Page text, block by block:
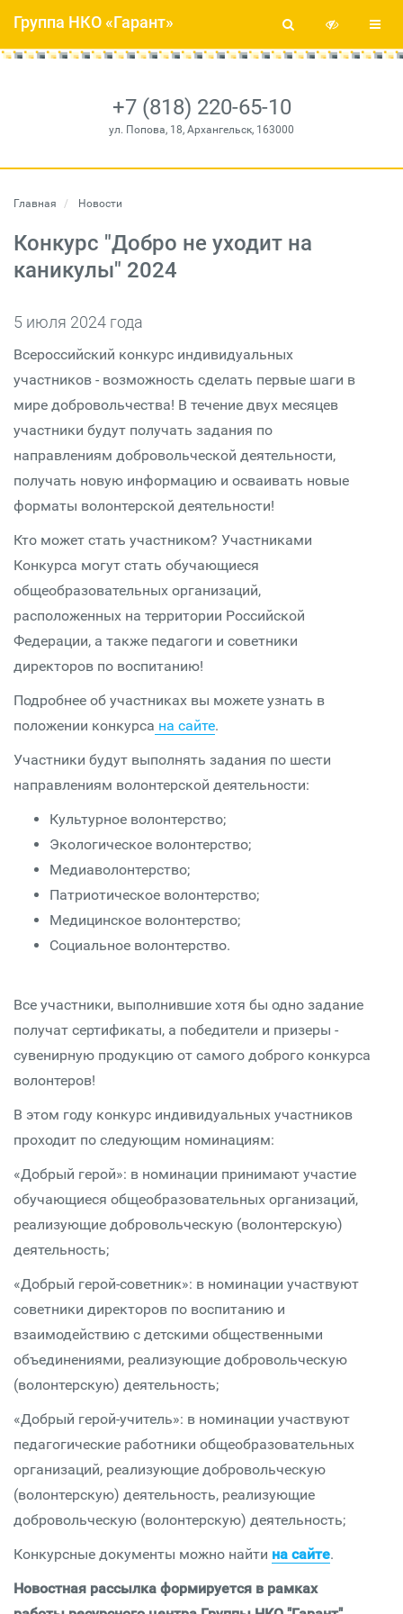
+7 (818) 220-65-10
ул. Попова, 18, Архангельск, 163000
Группа НКО «Гарант»
Главная Новости
Конкурс "Добро не уходит на
каникулы" 2024
5 июля 2024 года
Всероссийский конкурс индивидуальных
участников - возможность сделать первые шаги в
мире добровольчества! В течение двух месяцев
участники будут получать задания по
направлениям добровольческой деятельности,
получать новую информацию и осваивать новые
форматы волонтерской деятельности!
Кто может стать участником? Участниками
Конкурса могут стать обучающиеся
общеобразовательных организаций,
расположенных на территории Российской
Федерации, а также педагоги и советники
директоров по воспитанию!
Подробнее об участниках вы можете узнать в
положении конкурса на сайте.
Участники будут выполнять задания по шести
направлениям волонтерской деятельности:
Культурное волонтерство;
Экологическое волонтерство;
Медиаволонтерство;
Патриотическое волонтерство;
Медицинское волонтерство;
Социальное волонтерство.
Все участники, выполнившие хотя бы одно задание
получат сертификаты, а победители и призеры -
сувенирную продукцию от самого доброго конкурса
волонтеров!
В этом году конкурс индивидуальных участников
проходит по следующим номинациям:
«Добрый герой»: в номинации принимают участие
обучающиеся общеобразовательных организаций,
реализующие добровольческую (волонтерскую)
деятельность;
«Добрый герой-советник»: в номинации участвуют
советники директоров по воспитанию и
взаимодействию с детскими общественными
объединениями, реализующие добровольческую
(волонтерскую) деятельность;
«Добрый герой-учитель»: в номинации участвуют
педагогические работники общеобразовательных
организаций, реализующие добровольческую
(волонтерскую) деятельность, реализующие
добровольческую (волонтерскую) деятельность;
Конкурсные документы можно найти на сайте.
Новостная рассылка формируется в рамках